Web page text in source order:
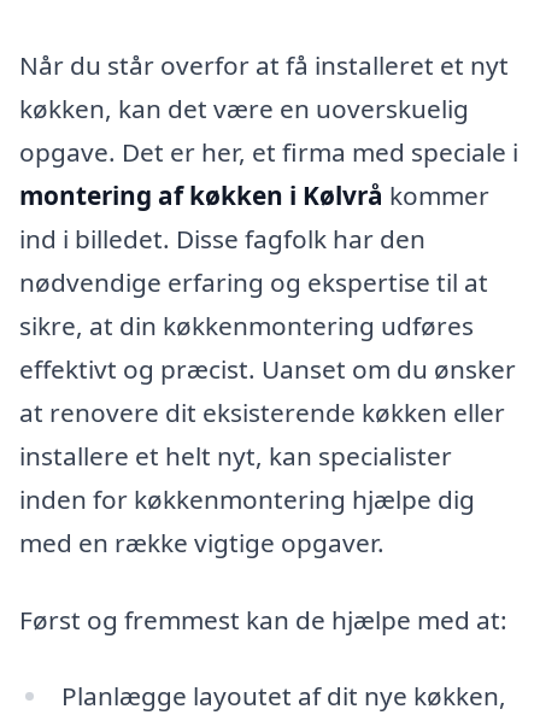
Når du står overfor at få installeret et nyt
køkken, kan det være en uoverskuelig
opgave. Det er her, et firma med speciale i
montering af køkken i Kølvrå kommer
ind i billedet. Disse fagfolk har den
nødvendige erfaring og ekspertise til at
sikre, at din køkkenmontering udføres
effektivt og præcist. Uanset om du ønsker
at renovere dit eksisterende køkken eller
installere et helt nyt, kan specialister
inden for køkkenmontering hjælpe dig
med en række vigtige opgaver.
Først og fremmest kan de hjælpe med at:
Planlægge layoutet af dit nye køkken,